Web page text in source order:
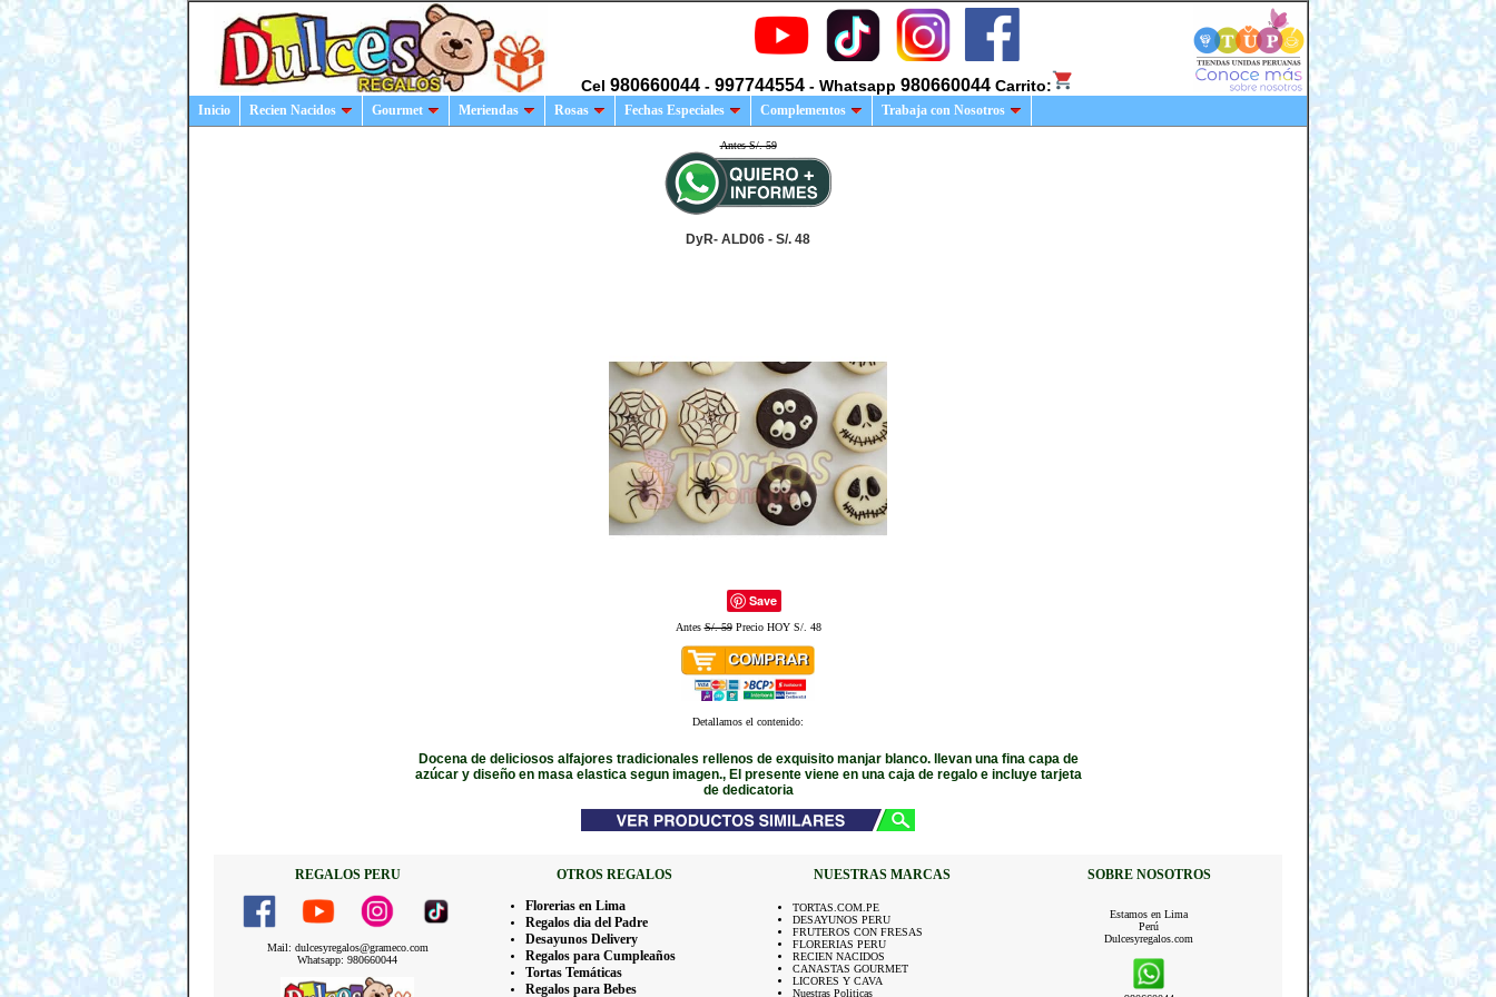
Cel 980660044 - 997744554 - Whatsapp 980660044 Carrito:
Inicio Recien Nacidos Gourmet Meriendas Rosas Fechas Especiales Complementos Trabaja con Nosotros
Antes S/. 59
DyR- ALD06 - S/. 48
Save
AntesS/. 59Precio HOY S/. 48
Detallamos el contenido:
Docena de deliciosos alfajores tradicionales rellenos de exquisito manjar blanco. llevan una fina capa de
azúcar y diseño en masa elastica segun imagen., El presente viene en una caja de regalo e incluye tarjeta
de dedicatoria
REGALOS PERU OTROS REGALOS NUESTRAS MARCAS SOBRE NOSOTROS
Mail: dulcesyregalos@grameco.com
Whatsapp: 980660044
Florerias en Lima
Regalos dia del Padre
Desayunos Delivery
Regalos para Cumpleaños
Tortas Temáticas
Regalos para Bebes
TORTAS.COM.PE
DESAYUNOS PERU
FRUTEROS CON FRESAS
FLORERIAS PERU
RECIEN NACIDOS
CANASTAS GOURMET
LICORES Y CAVA
Nuestras Politicas
Estamos en Lima
Perú
Dulcesyregalos.com